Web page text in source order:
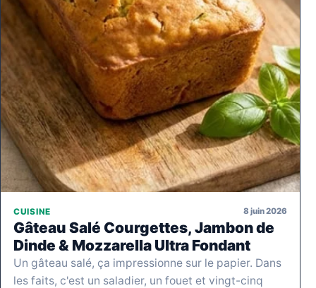
CUISINE 8 juin 2026
Gâteau Salé Courgettes, Jambon de
Dinde & Mozzarella Ultra Fondant
Un gâteau salé, ça impressionne sur le papier. Dans
les faits, c'est un saladier, un fouet et vingt-cinq